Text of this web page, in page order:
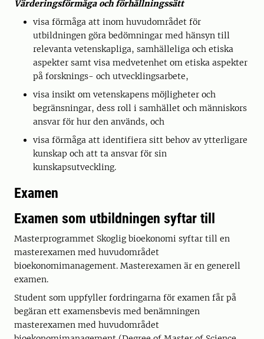
Värderingsförmåga och förhållningssätt
visa förmåga att inom huvudområdet för
utbildningen göra bedömningar med hänsyn till
relevanta vetenskapliga, samhälleliga och etiska
aspekter samt visa medvetenhet om etiska aspekter
på forsknings- och utvecklingsarbete,
visa insikt om vetenskapens möjligheter och
begränsningar, dess roll i samhället och människors
ansvar för hur den används, och
visa förmåga att identifiera sitt behov av ytterligare
kunskap och att ta ansvar för sin
kunskapsutveckling.
Examen
Examen som utbildningen syftar till
Masterprogrammet Skoglig bioekonomi syftar till en
masterexamen med huvudområdet
bioekonomimanagement. Masterexamen är en generell
examen.
Student som uppfyller fordringarna för examen får på
begäran ett examensbevis med benämningen
masterexamen med huvudområdet